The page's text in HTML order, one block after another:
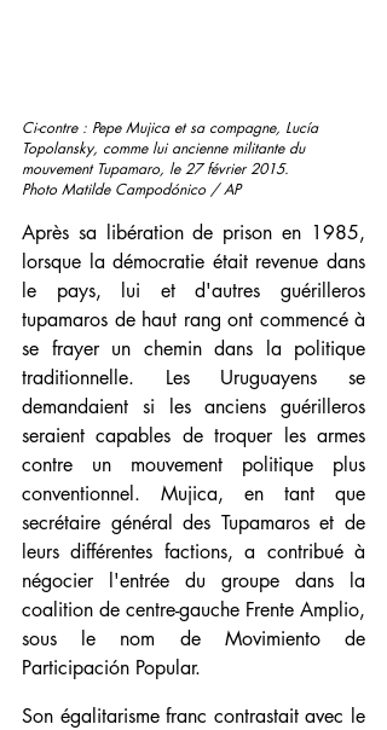
Ci-contre : Pepe Mujica et sa compagne, Lucía
Topolansky, comme lui ancienne militante du
mouvement Tupamaro, le 27 février 2015.
Photo Matilde Campodónico / AP
Après sa libération de prison en 1985,
lorsque la démocratie était revenue dans
le pays, lui et d'autres guérilleros
tupamaros de haut rang ont commencé à
se frayer un chemin dans la politique
traditionnelle. Les Uruguayens se
demandaient si les anciens guérilleros
seraient capables de troquer les armes
contre un mouvement politique plus
conventionnel. Mujica, en tant que
secrétaire général des Tupamaros et de
leurs différentes factions, a contribué à
négocier l'entrée du groupe dans la
coalition de centre-gauche Frente Amplio,
sous le nom de Movimiento de
Participación Popular.
Son égalitarisme franc contrastait avec le